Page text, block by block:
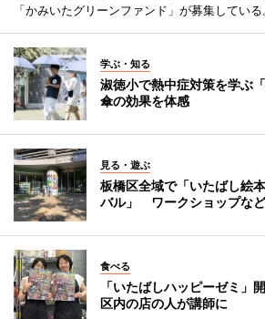
「かみいたグリーンファンド」が募集している
学ぶ・知る
淑徳小で熱中症対策を学ぶ
傘の効果を体感
見る・遊ぶ
板橋区全域で「いたばし絵
バル」 ワークショップなど
食べる
「いたばしハッピーゼミ」
区内の店の人が講師に